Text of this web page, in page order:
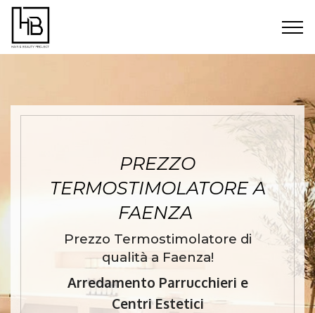
PREZZO
TERMOSTIMOLATORE A
FAENZA
Prezzo Termostimolatore di
qualità a Faenza!
Arredamento Parrucchieri e
Centri Estetici